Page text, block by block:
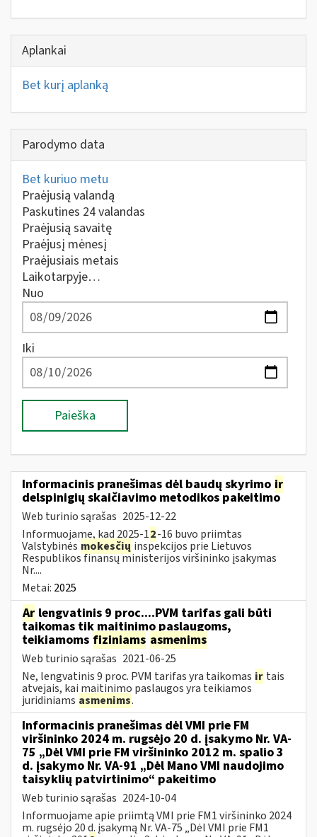
Aplankai
Bet kurį aplanką
Parodymo data
Bet kuriuo metu
Praėjusią valandą
Paskutines 24 valandas
Praėjusią savaitę
Praėjusį mėnesį
Praėjusiais metais
Laikotarpyje…
Nuo
Iki
Paieška
Informacinis pranešimas dėl baudų skyrimo ir
delspinigių skaičiavimo metodikos pakeitimo
Web turinio sąrašas 2025-12-22
Informuojame, kad 2025-12-16 buvo priimtas
Valstybinės mokesčių inspekcijos prie Lietuvos
Respublikos finansų ministerijos viršininko įsakymas
Nr....
Metai: 2025
Ar lengvatinis 9 proc....PVM tarifas gali būti
taikomas tik maitinimo paslaugoms,
teikiamoms fiziniams asmenims
Web turinio sąrašas 2021-06-25
Ne, lengvatinis 9 proc. PVM tarifas yra taikomas ir tais
atvejais, kai maitinimo paslaugos yra teikiamos
juridiniams asmenims.
Informacinis pranešimas dėl VMI prie FM
viršininko 2024 m. rugsėjo 20 d. įsakymo Nr. VA-
75 „Dėl VMI prie FM viršininko 2012 m. spalio 3
d. įsakymo Nr. VA-91 „Dėl Mano VMI naudojimo
taisyklių patvirtinimo“ pakeitimo
Web turinio sąrašas 2024-10-04
Informuojame apie priimtą VMI prie FM1 viršininko 2024
m. rugsėjo 20 d. įsakymą Nr. VA-75 „Dėl VMI prie FM1